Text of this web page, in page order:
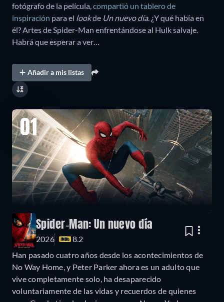
fotógrafo de la película, compartió un tablero de
inspiración para el lookde Un nuevo día. ¿Y qué había en
él? Artes de Spider-Man enfrentándose al Hulk salvaje.
Habrá que esperar a ver…
Añadir a mis listas
01
Spider-Man: Un nuevo día
2026
8.2
Han pasado cuatro años desde los acontecimientos de
No Way Home, y Peter Parker ahora es un adulto que
vive completamente solo, ha desaparecido
voluntariamente de las vidas y recuerdos de quienes